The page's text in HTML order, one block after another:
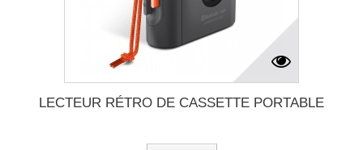
LECTEUR RÉTRO DE CASSETTE PORTABLE